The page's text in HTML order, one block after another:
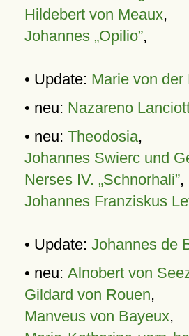
Hildebert von Meaux,
Johannes „Opilio”,
• Update: Marie von der
• neu: Nazareno
• neu: Theodosia,
Johannes Swierc und
Nerses IV. „Schnorhali”,
Johannes Franziskus
• Update: Johannes de
• neu: Alnobert von
Gildard von Rouen,
Manveus von Bayeux,